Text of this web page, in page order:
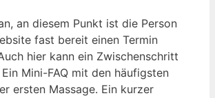
an diesem Punkt ist die Person
fast bereit einen Termin
hier kann ein Zwischenschritt
Mini-FAQ mit den häufigsten
ersten Massage. Ein kurzer